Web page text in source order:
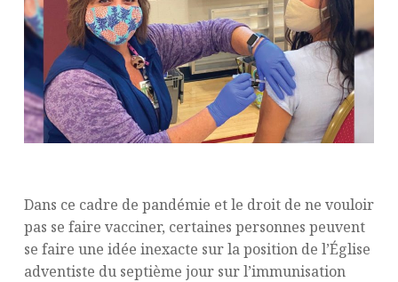
Dans ce cadre de pandémie et le droit de ne vouloir
pas se faire vacciner, certaines personnes peuvent
se faire une idée inexacte sur la position de l’Église
adventiste du septième jour sur l’immunisation